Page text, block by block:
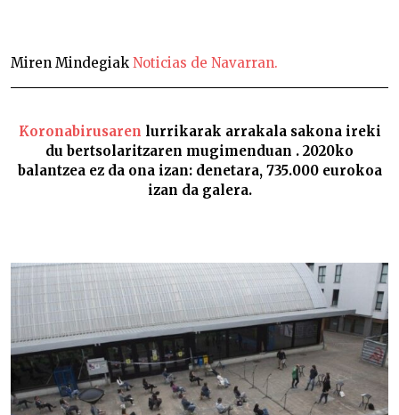
Miren Mindegiak Noticias de Navarran.
Koronabirusaren lurrikarak arrakala sakona ireki
du bertsolaritzaren mugimenduan . 2020ko
balantzea ez da ona izan: denetara, 735.000 eurokoa
izan da galera.